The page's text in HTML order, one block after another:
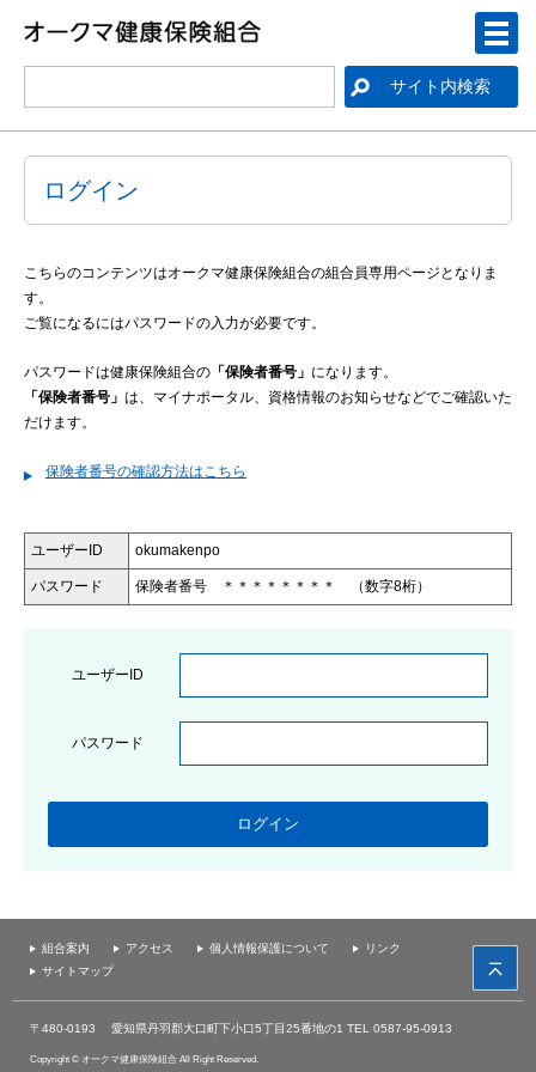
ログイン
こちらのコンテンツはオークマ健康保険組合の組合員専用ページとなりま
す。
ご覧になるにはパスワードの入力が必要です。
パスワードは健康保険組合の 「保険者番号」 になります。
「保険者番号」 は、マイナポータル、資格情報のお知らせなどでご確認いた
だけます。
保険者番号の確認方法はこちら
ユーザーID okumakenpo
パスワード 保険者番号 ＊＊＊＊＊＊＊＊ （数字8桁）
ユーザーID
パスワード
〒480-0193 愛知県丹羽郡大口町下小口5丁目25番地の1 TEL 0587-95-0913
Copyright © オークマ健康保険組合 All Right Reserved.
組合案内 アクセス 個人情報保護について
リンク
サイトマップ